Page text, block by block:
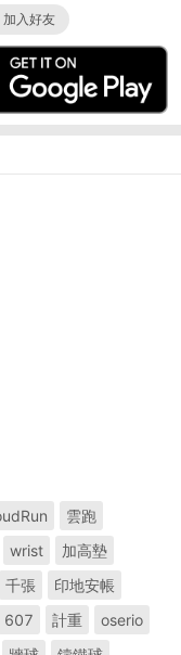
加入好友
雲跑
wrist
加高墊
千張
印地安帳
607 計重
oserio